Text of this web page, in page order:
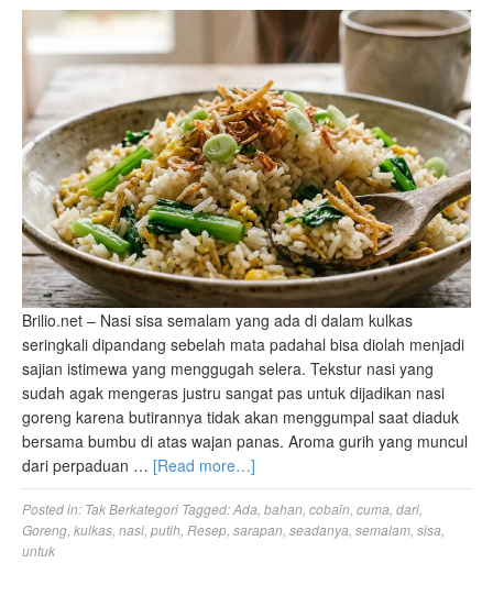
Brilio.net – Nasi sisa semalam yang ada di dalam kulkas
seringkali dipandang sebelah mata padahal bisa diolah menjadi
sajian istimewa yang menggugah selera. Tekstur nasi yang
sudah agak mengeras justru sangat pas untuk dijadikan nasi
goreng karena butirannya tidak akan menggumpal saat diaduk
bersama bumbu di atas wajan panas. Aroma gurih yang muncul
dari perpaduan … [Read more…]
Posted in: Tak Berkategori Tagged:Ada bahan cobain cuma dari
Goreng kulkas nasi putih Resep sarapan seadanya semalam sisa
untuk